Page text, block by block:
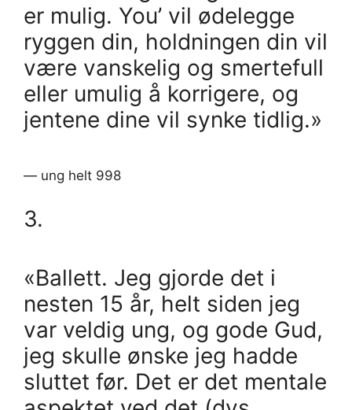
er mulig. You’ vil ødelegge
ryggen din, holdningen din vil
være vanskelig og smertefull
eller umulig å korrigere, og
jentene dine vil synke tidlig.»
— ung helt 998
3.
«Ballett. Jeg gjorde det i
nesten 15 år, helt siden jeg
var veldig ung, og gode Gud,
jeg skulle ønske jeg hadde
sluttet før. Det er det mentale